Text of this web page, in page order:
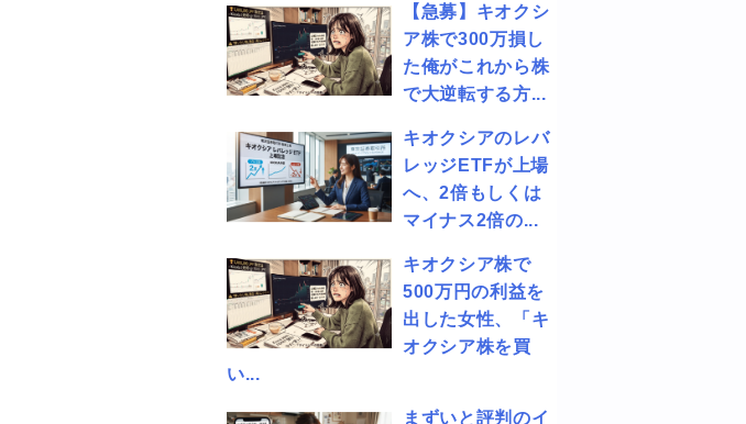
【急募】キオクシ
ア株で300万損し
た俺がこれから株
で大逆転する方...
キオクシアのレバ
レッジETFが上場
へ、2倍もしくは
マイナス2倍の...
キオクシア株で
500万円の利益を
出した女性、「キ
オクシア株を買
い...
まずいと評判のイ